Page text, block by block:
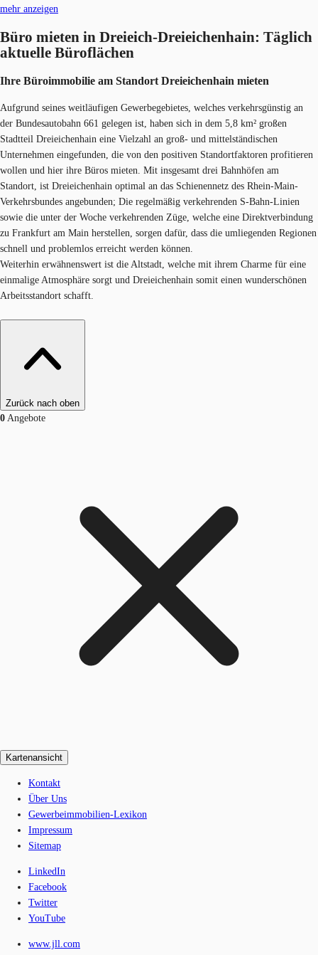
mehr anzeigen
Büro mieten in Dreieich-Dreieichenhain: Täglich
aktuelle Büroflächen
Ihre Büroimmobilie am Standort Dreieichenhain miet​en
Aufgrund seines weitläufigen Gewerbegebietes, welches verkehrsgünstig an
der Bundesautobahn 661 gelegen ist, haben sich in dem 5,8 km² großen
Stadtteil Dreieichenhain eine Vielzahl an groß- und mittelständischen
Unternehmen eingefunden, die von den positiven Standortfaktoren profitieren
wollen und hier ihre Büros mieten. Mit insgesamt drei Bahnhöfen am
Standort, ist Dreieichenhain optimal an das Schienennetz des Rhein-Main-
Verkehrsbundes angebunden; Die regelmäßig verkehrenden S-Bahn-Linien
sowie die unter der Woche verkehrenden Züge, welche eine Direktverbindung
zu Frankfurt am Main herstellen, sorgen dafür, dass die umliegenden Regionen
schnell und problemlos erreicht werden können.
Weiterhin erwähnenswert ist die Altstadt, welche mit ihrem Charme für eine
einmalige Atmosphäre sorgt und Dreieichenhain somit einen wunderschönen
Arbeitsstandort schafft.​
Zurück nach oben
0 Angebote
Kartenansicht
Kontakt
Über Uns
Gewerbeimmobilien-Lexikon
Impressum
Sitemap
LinkedIn
Facebook
Twitter
YouTube
www.jll.com